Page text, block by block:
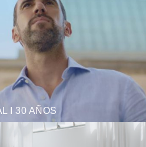
I 30 AÑOS